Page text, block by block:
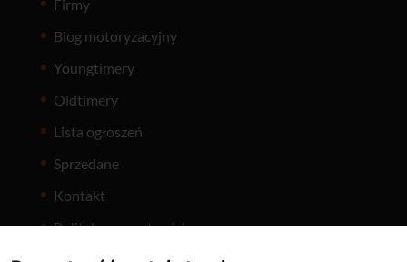
Firmy
Blog motoryzacyjny
Youngtimery
Oldtimery
Lista ogłoszeń
Sprzedane
Kontakt
Polityka prywatności